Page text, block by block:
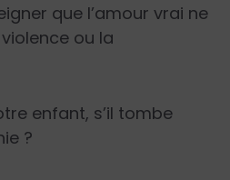
que l’amour vrai ne
ou la
enfant, s’il tombe
?